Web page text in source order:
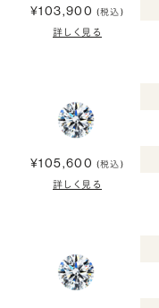
¥103,900 (税込)
詳しく見る
¥105,600 (税込)
詳しく見る